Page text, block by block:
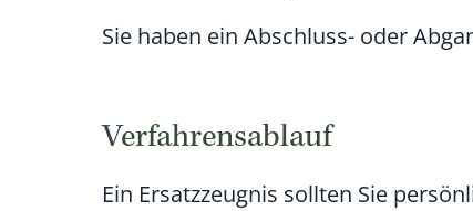
Sie haben ein Abschluss- oder
Verfahrensablauf
Ein Ersatzzeugnis sollten Sie